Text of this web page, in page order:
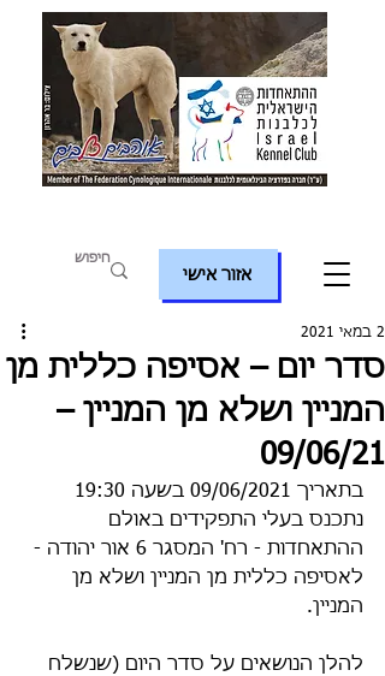
אזור אישי
סדר יום – אסיפה כללית מן
המניין ושלא מן המניין –
09/06/21
2 במאי 2021
נתכנס בעלי התפקידים באולם
ההתאחדות - רח' המסגר 6 אור יהודה -
לאסיפה כללית מן המניין ושלא מן
המניין.
להלן הנושאים על סדר היום (שנשלח